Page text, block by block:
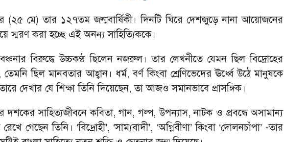
(২৫ মে) তার ১২৭তম জন্মবার্ষিকী। দিনটি ঘিরে দেশজুড়ে নানা আয়োজনের
স্মরণ করা হচ্ছে এই অনন্য সাহিত্যিককে।
বিরুদ্ধে উচ্চকণ্ঠ ছিলেন নজরুল। তার লেখনীতে যেমন ছিল বিদ্রোহের
ছিল মানবতার আহ্বান। ধর্ম, বর্ণ কিংবা শ্রেণিভেদের ঊর্ধ্বে উঠে মানুষকে
দেখার যে শিক্ষা তিনি দিয়েছেন, তা আজও সমানভাবে প্রাসঙ্গিক।
দশকের সাহিত্যজীবনে কবিতা, গান, গল্প, উপন্যাস, নাটক ও প্রবন্ধে অসামান্য
গেছেন তিনি। ‘বিদ্রোহী’, ‘সাম্যবাদী’, ‘অগ্নিবীণা’ কিংবা ‘দোলনচাঁপা’ -তার